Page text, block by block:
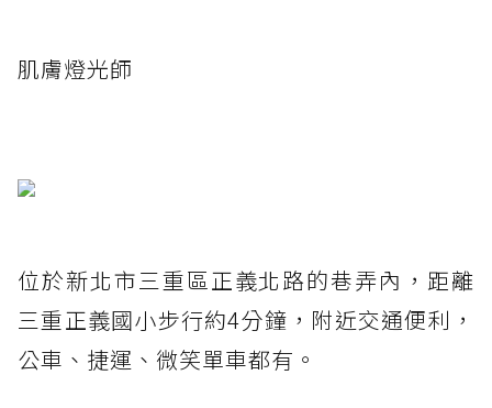
肌膚燈光師
位於新北市三重區正義北路的巷弄內，距離
三重正義國小步行約4分鐘，附近交通便利，
公車、捷運、微笑單車都有。